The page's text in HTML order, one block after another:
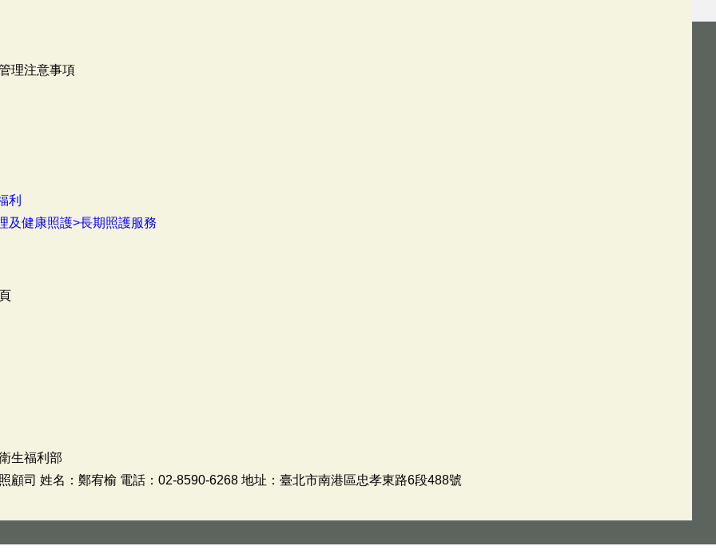
理注意事項
利
及健康照護>長期照護服務
生福利部
顧司 姓名：鄭宥榆 電話：02-8590-6268 地址：臺北市南港區忠孝東路6段488號